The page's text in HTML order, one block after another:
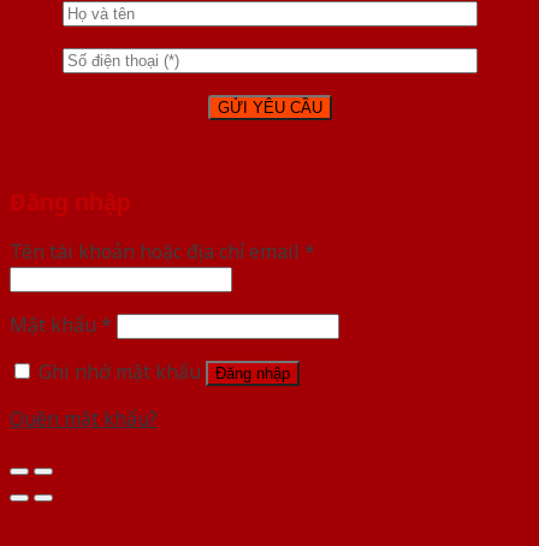
Đăng nhập
Tên tài khoản hoặc địa chỉ email *
Mật khẩu *
Ghi nhớ mật khẩu
Đăng nhập
Quên mật khẩu?